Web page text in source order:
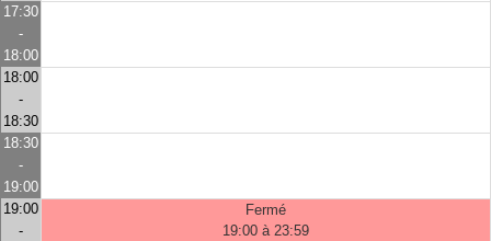
17:30
-
18:00
18:00
-
18:30
18:30
-
19:00
19:00
-
Fermé
19:00 à 23:59